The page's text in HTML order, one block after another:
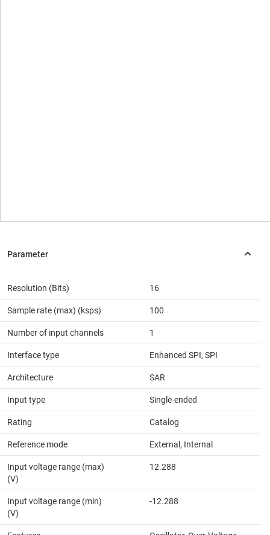
Resolution (Bits) 16
Sample rate (max) (ksps) 100
Number of input channels 1
Interface type Enhanced SPI, SPI
Architecture SAR
Input type Single-ended
Rating Catalog
Reference mode External, Internal
Input voltage range (max)
(V)
12.288
Input voltage range (min)
(V)
-12.288